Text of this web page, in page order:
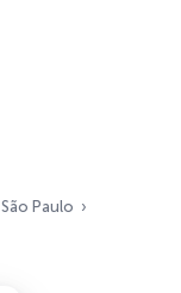
São Paulo